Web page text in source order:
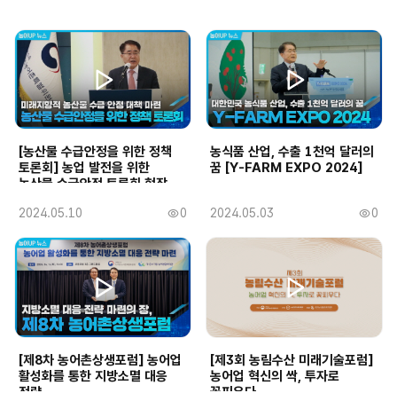
[농산물 수급안정을 위한 정책
토론회] 농업 발전을 위한
농산물 수급안정 토론회 현장
작
일
2024.05.10
조
회
수
0
농식품 산업, 수출 1천억 달러의
꿈 [Y-FARM EXPO 2024]
작
2024.05.03
조
회
0
[제8차 농어촌상생포럼] 농어업
활성화를 통한 지방소멸 대응
전략
[제3회 농림수산 미래기술포럼]
농어업 혁신의 싹, 투자로
꽃피우다